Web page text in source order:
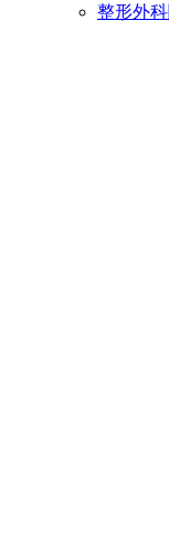
販売代理店さ
お問合せ先
「水頭症」
お問合せフォ
整形外